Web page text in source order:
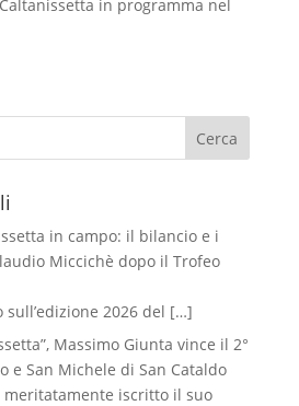
in programma nel
Cerca
in campo: il bilancio e i
Miccichè dopo il Trofeo
2026 del […]
Massimo Giunta vince il 2°
e San Michele di San Cataldo
meritatamente iscritto il suo